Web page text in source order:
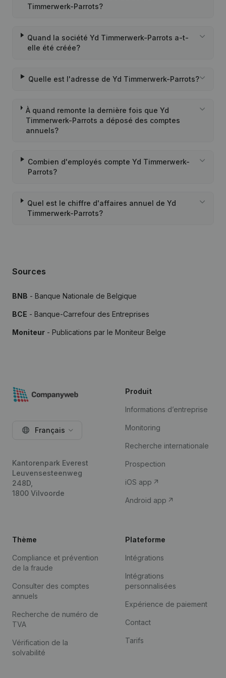
Timmerwerk-Parrots?
Quand la société Yd Timmerwerk-Parrots a-t-
elle été créée?
Quelle est l'adresse de Yd Timmerwerk-Parrots?
À quand remonte la dernière fois que Yd
Timmerwerk-Parrots a déposé des comptes
annuels?
Combien d'employés compte Yd Timmerwerk-
Parrots?
Quel est le chiffre d'affaires annuel de Yd
Timmerwerk-Parrots?
Sources
BNB - Banque Nationale de Belgique
BCE - Banque-Carrefour des Entreprises
Moniteur - Publications par le Moniteur Belge
Français
Kantorenpark Everest
Leuvensesteenweg
248D,
1800 Vilvoorde
Produit
Informations d’entreprise
Monitoring
Recherche internationale
Prospection
iOS app
Android app
Thème
Compliance et prévention
de la fraude
Consulter des comptes
annuels
Recherche de numéro de
TVA
Vérification de la
solvabilité
Plateforme
Intégrations
Intégrations
personnalisées
Expérience de paiement
Contact
Tarifs